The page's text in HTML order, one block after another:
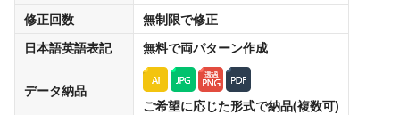
修正回数
無制限で修正
日本語英語表記
無料で両パターン作成
データ納品
ご希望に応じた形式で納品(複数可)